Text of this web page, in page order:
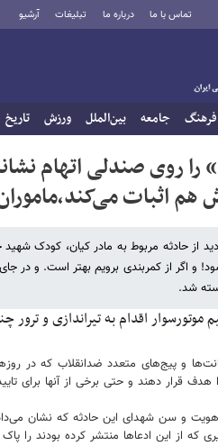
تماس با ما درباره ما تبلیغات آرشیو
فرهنگ جامعه بین‌الملل ورزش تاریخ
اثبات
از حادثه مربوط به مادر کیان، کودک
شروع می‌شود! و اگر از کمربندی برویم بهتر
شد.
و پیج‌های متعدد ضدانقلاب که در
قرار دهند و حتی برخی از آنها برای
سن شهدای این حادثه که نشان می‌داد
که از این ادعاها منتشر کرده بودند را